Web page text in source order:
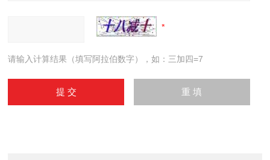
请输入计算结果（填写阿拉伯数字），如：三加四=7